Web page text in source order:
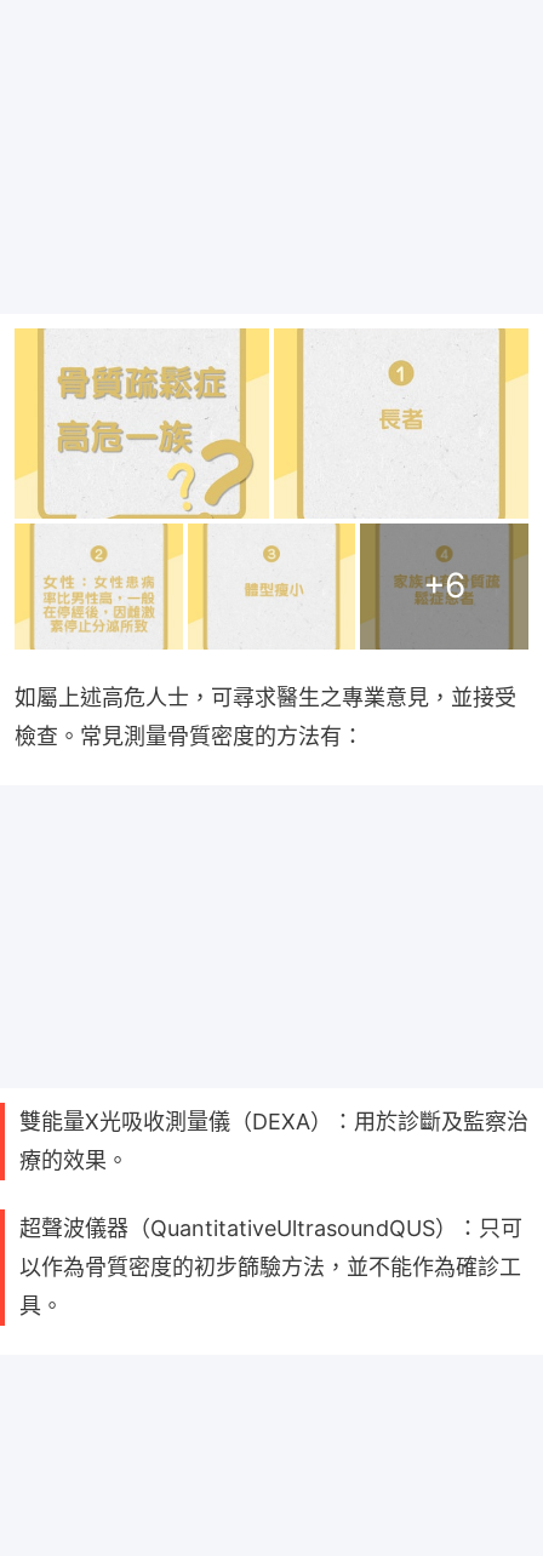
+6
如屬上述高危人士，可尋求醫生之專業意見，並接受
檢查。常見測量骨質密度的方法有：
雙能量X光吸收測量儀（DEXA）：用於診斷及監察治
療的效果。
超聲波儀器（QuantitativeUltrasoundQUS）：只可
以作為骨質密度的初步篩驗方法，並不能作為確診工
具。